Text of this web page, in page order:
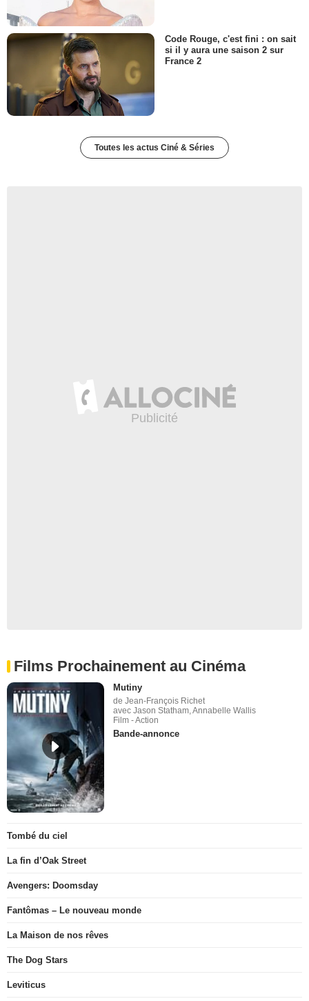
Code Rouge, c'est fini : on sait
si il y aura une saison 2 sur
France 2
Toutes les actus Ciné & Séries
Films Prochainement au Cinéma
Mutiny
de Jean-François Richet
avec Jason Statham, Annabelle Wallis
Film - Action
Bande-annonce
Tombé du ciel
La fin d’Oak Street
Avengers: Doomsday
Fantômas – Le nouveau monde
La Maison de nos rêves
The Dog Stars
Leviticus